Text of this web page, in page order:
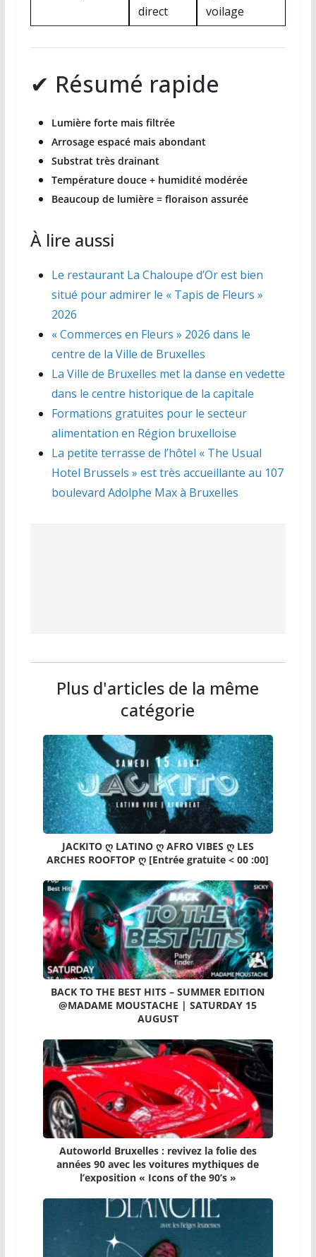
direct
voilage
✔ Résumé rapide
Lumière forte mais filtrée
Arrosage espacé mais abondant
Substrat très drainant
Température douce + humidité modérée
Beaucoup de lumière = floraison assurée
À lire aussi
Le restaurant La Chaloupe d’Or est bien
situé pour admirer le « Tapis de Fleurs »
2026
« Commerces en Fleurs » 2026 dans le
centre de la Ville de Bruxelles
La Ville de Bruxelles met la danse en vedette
dans le centre historique de la capitale
Formations gratuites pour le secteur
alimentation en Région bruxelloise
La petite terrasse de l’hôtel « The Usual
Hotel Brussels » est très accueillante au 107
boulevard Adolphe Max à Bruxelles
Plus d'articles de la même
catégorie
JACKITO ღ LATINO ღ AFRO VIBES ღ LES
ARCHES ROOFTOP ღ [Entrée gratuite < 00 :00]
BACK TO THE BEST HITS – SUMMER EDITION
@MADAME MOUSTACHE | SATURDAY 15
AUGUST
Autoworld Bruxelles : revivez la folie des
années 90 avec les voitures mythiques de
l’exposition « Icons of the 90’s »